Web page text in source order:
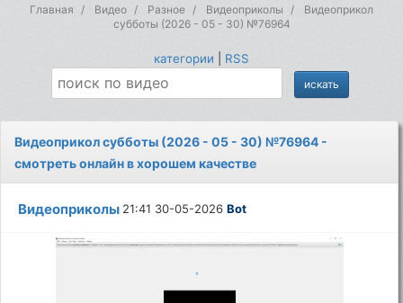
Главная Видео Разное Видеоприколы
Видеоприкол
субботы (2026 - 05 - 30) №76964
категории RSS
Видеоприкол субботы (2026 - 05 - 30) №76964 -
смотреть онлайн в хорошем качестве
Видеоприколы 21:41 30-05-2026Bot